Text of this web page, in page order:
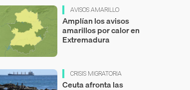
AVISOS AMARILLO
Amplían los avisos
amarillos por calor en
Extremadura
CRISIS MIGRATORIA
Ceuta afronta las